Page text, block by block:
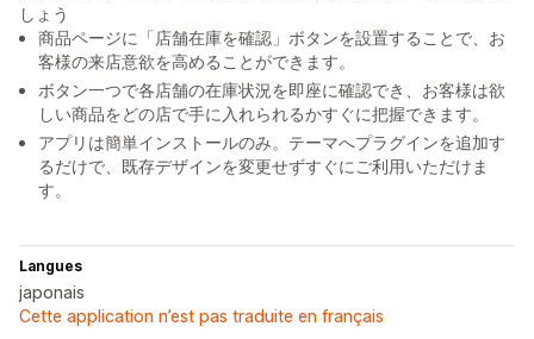
しょう
商品ページに「店舗在庫を確認」ボタンを設置することで、お
客様の来店意欲を高めることができます。
ボタン一つで各店舗の在庫状況を即座に確認でき、お客様は欲
しい商品をどの店で手に入れられるかすぐに把握できます。
アプリは簡単インストールのみ。テーマへプラグインを追加す
るだけで、既存デザインを変更せずすぐにご利用いただけま
す。
Langues
japonais
Cette application n’est pas traduite en français